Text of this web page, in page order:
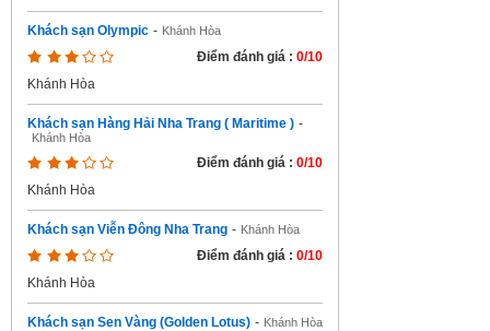
Khách sạn Olympic - Khánh Hòa
Điểm đánh giá : 0/10
Khánh Hòa
Khách sạn Hàng Hải Nha Trang ( Maritime ) -
Khánh Hòa
Điểm đánh giá : 0/10
Khánh Hòa
Khách sạn Viễn Đông Nha Trang - Khánh Hòa
Điểm đánh giá : 0/10
Khánh Hòa
Khách sạn Sen Vàng (Golden Lotus) - Khánh Hòa